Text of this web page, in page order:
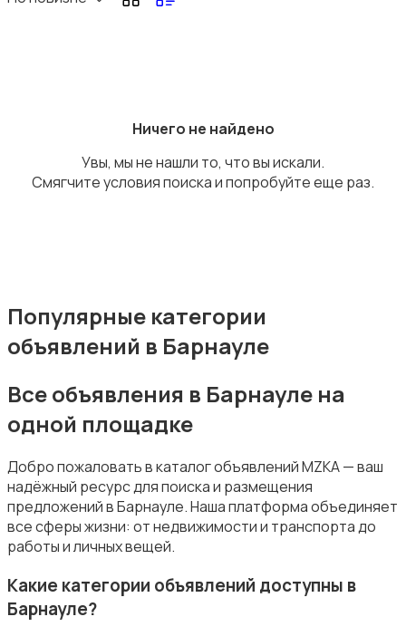
Хобби и развлечения
Животные
Для Бизнеса
Ничего не найдено
Увы, мы не нашли то, что вы искали.
Смягчите условия поиска и попробуйте еще раз.
Популярные категории
объявлений в Барнауле
Все объявления в Барнауле на
одной площадке
Добро пожаловать в каталог объявлений MZKA — ваш
надёжный ресурс для поиска и размещения
предложений в Барнауле. Наша платформа объединяет
все сферы жизни: от недвижимости и транспорта до
работы и личных вещей.
Какие категории объявлений доступны в
Барнауле?